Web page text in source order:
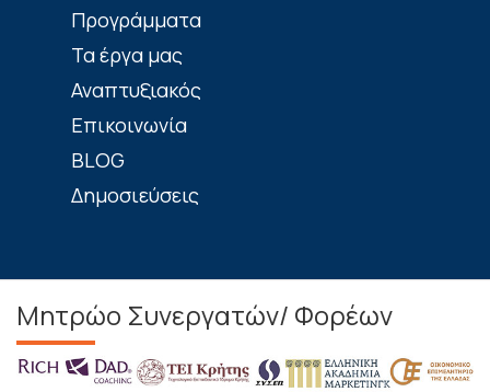
Προγράμματα
Τα έργα μας
Αναπτυξιακός
Επικοινωνία
BLOG
Δημοσιεύσεις
Μητρώο Συνεργατών/ Φορέων